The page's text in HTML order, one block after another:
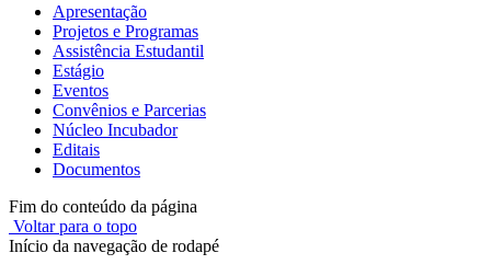
Apresentação
Projetos e Programas
Assistência Estudantil
Estágio
Eventos
Convênios e Parcerias
Núcleo Incubador
Editais
Documentos
Fim do conteúdo da página
Voltar para o topo
Início da navegação de rodapé